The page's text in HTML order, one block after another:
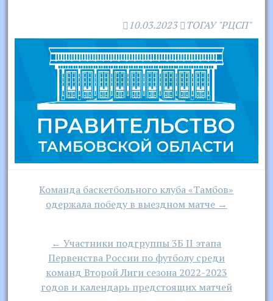
10.03.2023 ТОГАУ "РЦСП"
НавигацияКоманда баскетбольного клуба «Тамбов»
одержала победу в выездном матче →
← Участники подгруппы 3Б II этапа
Первенства России по футболу среди
команд Второй Лиги сезона 2022-2023
годов и календарь предстоящих матчей